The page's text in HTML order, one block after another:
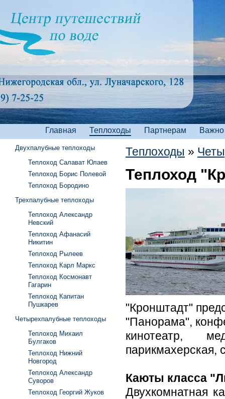
Главная Теплоходы Партнерам Важно
Теплоходы »
Теплоход
"Кронштадт"
"Панорама",
кинотеатр,
парикмахерская,
Каюты класса
Двухкомнатная
Двухпалубные теплоходы
Теплоход Салават Юлаев
Теплоход Борис Полевой
Теплоход Бородино
Трехпалубные теплоходы
Теплоход Александр
Невский
Теплоход Афанасий
Никитин
Теплоход Рылеев
Теплоход Карл Маркс
Теплоход Космонавт
Гагарин
Теплоход Капитан
Пушкарев
Четырехпалубные теплоходы
Теплоход Михаил
Булгаков
Теплоход Нижний
Новгород
Теплоход Александр
Суворов
Теплоход Георгий Жуков